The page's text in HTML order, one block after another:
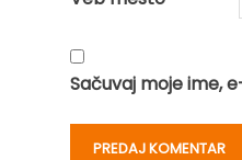
Sačuvaj moje ime,